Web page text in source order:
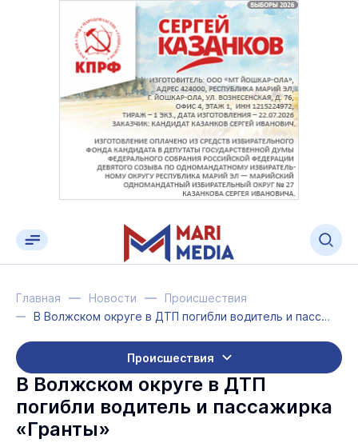
Главная Новости
Происшествия
В Волжском округе в ДТП погибли водитель и пассажирка «Гранты»
Происшествия
В Волжском округе в ДТП
погибли водитель и пассажирка
«Гранты»